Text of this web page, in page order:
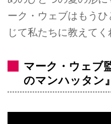
ーク・ウェブはもう
じて私たちに教えてく
マーク・ウェブ
のマンハッタン』